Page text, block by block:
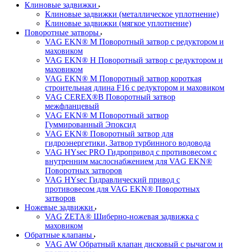
Клиновые задвижки
Клиновые задвижки (металлическое уплотнение)
Клиновые задвижки (мягкое уплотнение)
Поворотные затворы
VAG EKN® M Поворотный затвор с редуктором и
маховиком
VAG EKN® H Поворотный затвор с редуктором и
маховиком
VAG EKN® M Поворотный затвор короткая
строительная длина F16 с редуктором и маховиком
VAG CEREX®B Поворотный затвор
межфланцевый
VAG EKN® M Поворотный затвор
Гуммированный Эпоксид
VAG EKN® Поворотный затвор для
гидроэнергетики, Затвор турбинного водовода
VAG HYsec PRO Гидропривод с противовесом с
внутренним маслоснабжением для VAG EKN®
Поворотных затворов
VAG HYsec Гидравлический привод с
противовесом для VAG EKN® Поворотных
затворов
Ножевые задвижки
VAG ZETA® Шиберно-ножевая задвижка с
маховиком
Обратные клапаны
VAG AW Обратный клапан дисковый с рычагом и